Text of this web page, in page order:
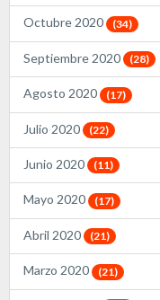
Octubre 2020 (34)
Septiembre 2020 (28)
Agosto 2020 (17)
Julio 2020 (22)
Junio 2020 (11)
Mayo 2020 (17)
Abril 2020 (21)
Marzo 2020 (21)